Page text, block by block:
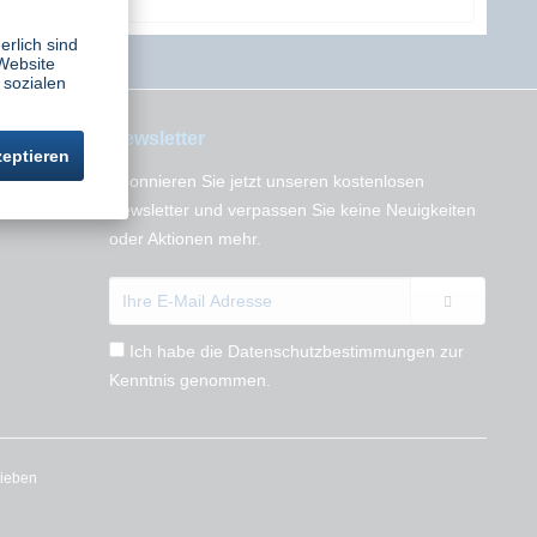
Newsletter
Abonnieren Sie jetzt unseren kostenlosen
Newsletter und verpassen Sie keine Neuigkeiten
oder Aktionen mehr.
Ich habe die Datenschutzbestimmungen zur
Kenntnis genommen.
sind